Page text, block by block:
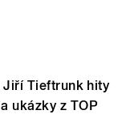
Jiří Tieftrunk hity
ukázky z TOP